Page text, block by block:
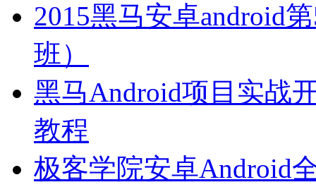
2015黑马安卓android
班）
黑马Android项目实战
教程
极客学院安卓Android